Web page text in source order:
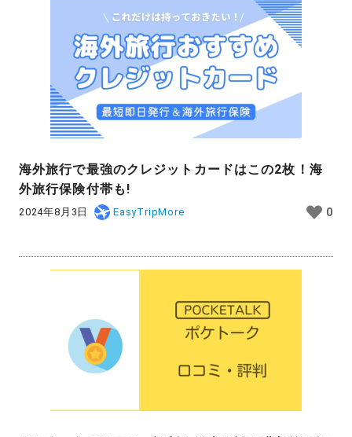
海外旅行で最強のクレジットカードはこの2枚！海
外旅行保険付帯も!
2024年8月3日 EasyTripMore 0